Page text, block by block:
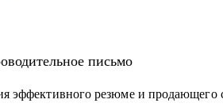
письмо
эффективного резюме и продающего